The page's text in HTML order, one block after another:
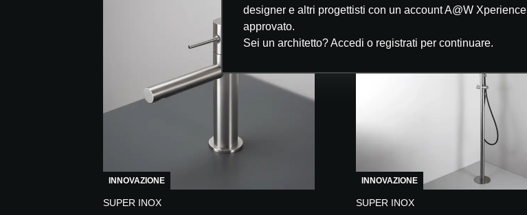
designer e altri progettisti con un account A@W Xperience
approvato.
Sei un architetto? Accedi o registrati per continuare.
INNOVAZIONE
SUPER INOX
INNOVAZIONE
SUPER INOX